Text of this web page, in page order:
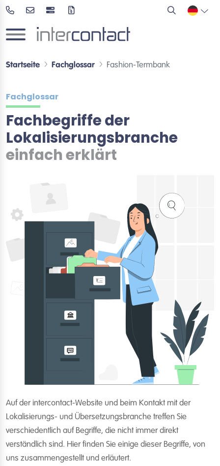
Startseite Fachglossar Fashion-Termbank
Fachglossar
Fachbegriffe der
Lokalisierungsbranche
einfach erklärt
Auf der intercontact-Website und beim Kontakt mit der
Lokalisierungs- und Übersetzungsbranche treffen Sie
verschiedentlich auf Begriffe, die nicht immer direkt
verständlich sind. Hier finden Sie einige dieser Begriffe, von
uns zusammengestellt und erläutert.